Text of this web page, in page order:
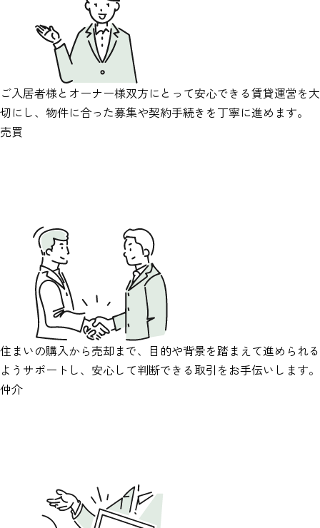
ご入居者様とオーナー様双方にとって安心できる賃貸運営を大
切にし、物件に合った募集や契約手続きを丁寧に進めます。
売買
住まいの購入から売却まで、目的や背景を踏まえて進められる
ようサポートし、安心して判断できる取引をお手伝いします。
仲介